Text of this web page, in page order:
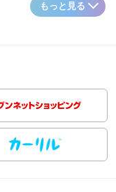
もっと見る